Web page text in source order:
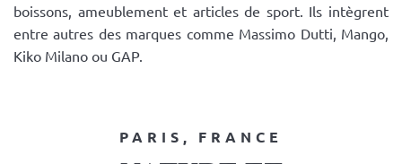
boissons, ameublement et articles de sport. Ils intègrent
entre autres des marques comme Massimo Dutti, Mango,
Kiko Milano ou GAP.
PARIS, FRANCE